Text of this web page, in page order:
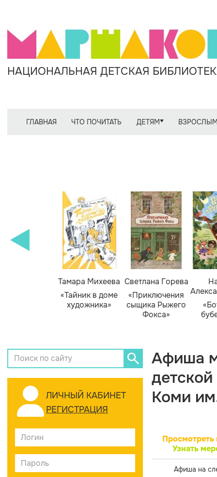
НАЦИОНАЛЬНАЯ ДЕТСКАЯ
ГЛАВНАЯ ЧТО ПОЧИТАТЬ ДЕТЯМ
Тамара Михеева
«Тайник в доме
художника»
Светлана Горева
«Приключения
сыщика Рыжего
Фокса»
ЛИЧНЫЙ КАБИНЕТ
РЕГИСТРАЦИЯ
Афиша
Коми
Просмотреть
Узнать
Афиша на